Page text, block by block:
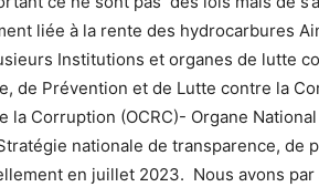
liée à la rente des hydrocarbures
Institutions et organes de lutte
de Prévention et de Lutte contre la
la Corruption (OCRC)- Organe
nationale de transparence, de
en juillet 2023. Nous avons